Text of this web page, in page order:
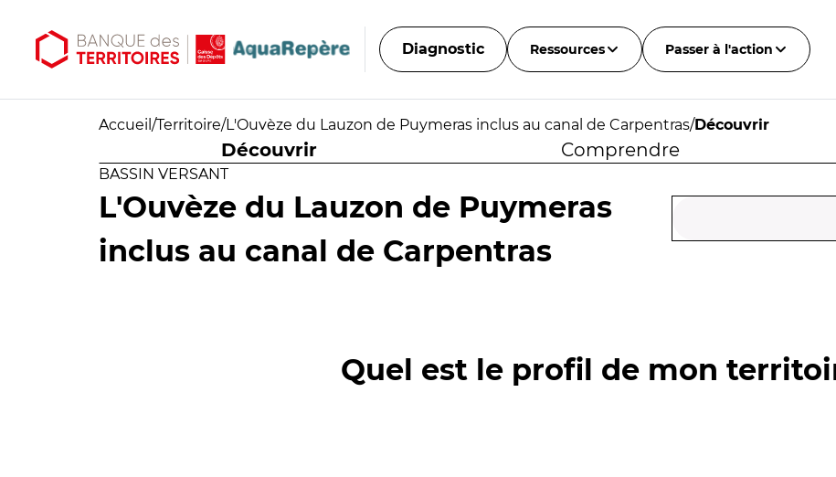
Diagnostic Ressources Passer à l'action
Accueil /Territoire/L'Ouvèze du Lauzon de Puymeras inclus au canal de Carpentras/Découvrir
Découvrir Comprendre
BASSIN VERSANT
L'Ouvèze du Lauzon de Puymeras
inclus au canal de Carpentras
Quel est le profil de mon